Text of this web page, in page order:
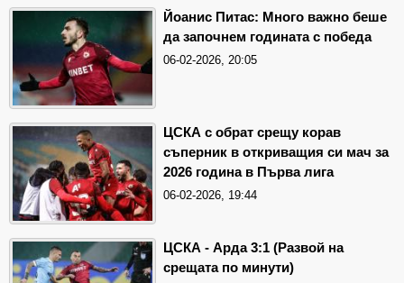
Йоанис Питас: Много важно беше
да започнем годината с победа
06-02-2026, 20:05
ЦСКА с обрат срещу корав
съперник в откриващия си мач за
2026 година в Първа лига
06-02-2026, 19:44
ЦСКА - Арда 3:1 (Развой на
срещата по минути)